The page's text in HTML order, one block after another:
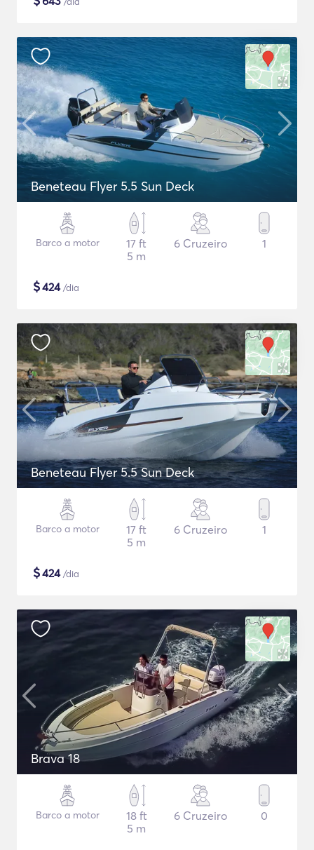
Beneteau Flyer 5.5 Sun Deck
Barco a motor
17 ft
5 m
6 Cruzeiro 1
$424/dia
Beneteau Flyer 5.5 Sun Deck
Barco a motor
17 ft
5 m
6 Cruzeiro 1
$424/dia
Brava 18
Barco a motor
18 ft
5 m
6 Cruzeiro 0